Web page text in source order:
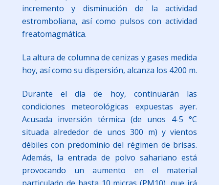
incremento y disminución de la actividad
estromboliana, así como pulsos con actividad
freatomagmática.
La altura de columna de cenizas y gases medida
hoy, así como su dispersión, alcanza los 4200 m.
Durante el día de hoy, continuarán las
condiciones meteorológicas expuestas ayer.
Acusada inversión térmica (de unos 4-5 °C
situada alrededor de unos 300 m) y vientos
débiles con predominio del régimen de brisas.
Además, la entrada de polvo sahariano está
provocando un aumento en el material